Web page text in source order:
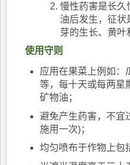
慢性药害是长久
油后发生，征状
芽的生长、黄叶
使用守则
应用在果菜上例如：
等，每十天或每两星
矿物油；
避免产生药害，不宜
施用一次)；
均匀喷布于作物上包